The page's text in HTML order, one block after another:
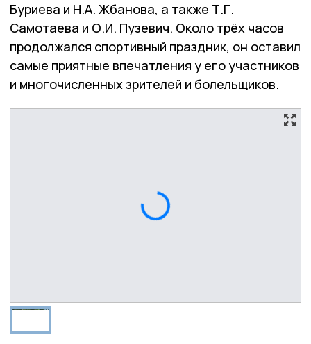
Буриева и Н.А. Жбанова, а также Т.Г.
Самотаева и О.И. Пузевич. Около трёх часов
продолжался спортивный праздник, он оставил
самые приятные впечатления у его участников
и многочисленных зрителей и болельщиков.